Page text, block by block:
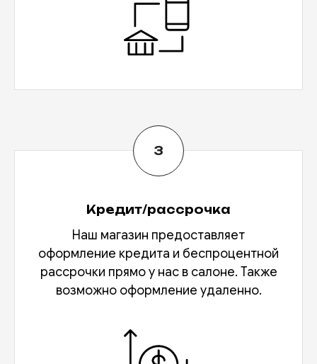
Кредит/рассрочка
Наш магазин предоставляет
оформление кредита и беспроцентной
рассрочки прямо у нас в салоне. Также
возможно оформление удаленно.